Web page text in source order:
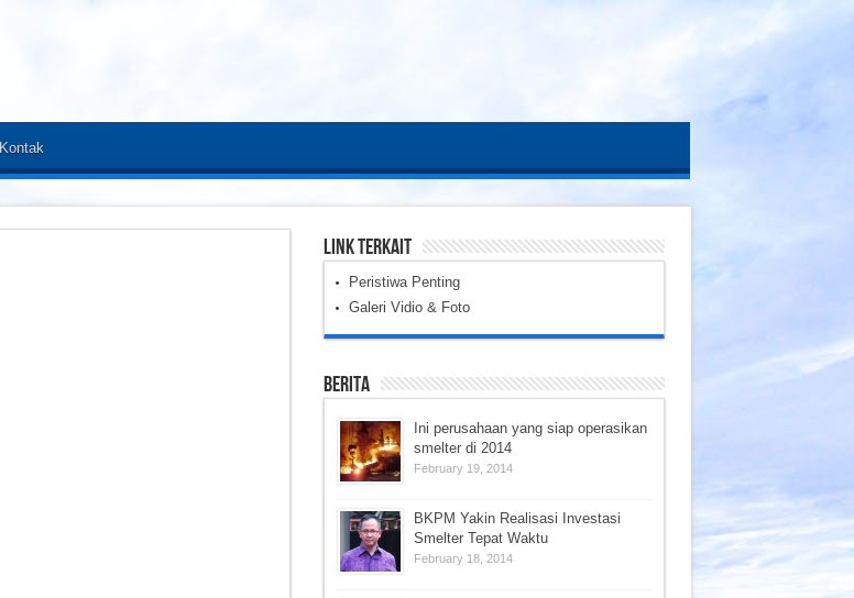
Kontak
LINK TERKAIT
Peristiwa Penting
Galeri Vidio & Foto
Berita
Ini perusahaan yang siap operasikan
smelter di 2014
February 19, 2014
BKPM Yakin Realisasi Investasi
Smelter Tepat Waktu
February 18, 2014